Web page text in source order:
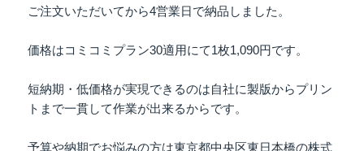
ご注文いただいてから4営業日で納品しました。
価格はコミコミプラン30適用にて1枚1,090円です。
短納期・低価格が実現できるのは自社に製版からプリン
トまで一貫して作業が出来るからです。
予算や納期でお悩みの方は東京都中央区東日本橋の株式